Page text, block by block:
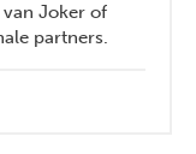
Joker of
partners.